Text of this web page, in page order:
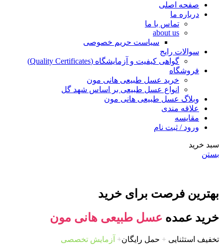
صفحه اصلی
درباره ما
تماس با ما
about us
سیاست حریم خصوصی
سوالات رایج
گواهی کیفیت و آزمایشگاه (Quality Certificates)
فروشگاه
خرید عسل طبیعی هانی مون
انواع عسل طبیعی بر اساس شهد گل
وبلاگ عسل طبیعی هانی مون
علاقه مندی
مقایسه
ورود / ثبت نام
سبد خرید
بستن
بهترین فرصت برای خرید
خرید عمده عسل طبیعی هانی مون
تخفیف استثنایی + حمل رایگان+ آزمایش تخصصی